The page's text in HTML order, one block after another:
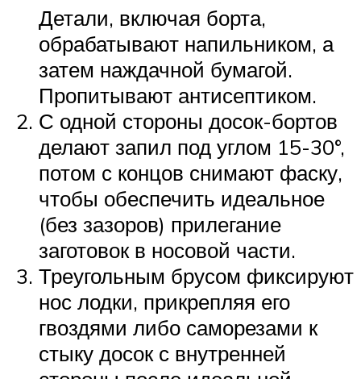
Детали, включая борта,
обрабатывают напильником, а
затем наждачной бумагой.
Пропитывают антисептиком.
С одной стороны досок-бортов
делают запил под углом 15-30°,
потом с концов снимают фаску,
чтобы обеспечить идеальное
(без зазоров) прилегание
заготовок в носовой части.
Треугольным брусом фиксируют
нос лодки, прикрепляя его
гвоздями либо саморезами к
стыку досок с внутренней